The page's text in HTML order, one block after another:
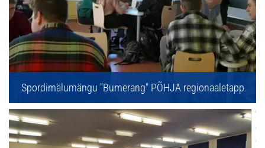
Spordimälumängu "Bumerang" PÕHJA regionaaletapp